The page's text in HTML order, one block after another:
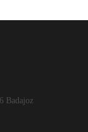
Badajoz